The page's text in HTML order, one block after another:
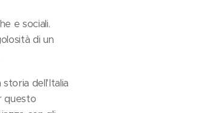
e sociali.
di un
dell'Italia
questo